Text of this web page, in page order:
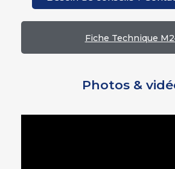
Fiche Technique
Photos &